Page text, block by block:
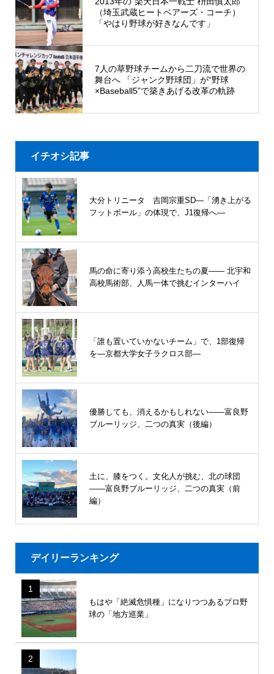
（埼玉武蔵ヒートベアーズ・コーチ）
「やはり野球が好きなんです」
7人の草野球チームから二刀流で世界の
舞台へ 「ジャンク野球団」が“野球
×Baseball5”で築きあげる改革の軌跡
イチオシ記事
大分トリニータ 吉岡宗重SD―「湧き上がる
フットボール」の体現で、J1復帰へ―
馬の命に寄り添う高校生たちの夏—— 北宇和
高校馬術部、人馬一体で挑むインターハイ
「誰も置いていかないチーム」で、1部復帰
を―京都大学女子ラクロス部―
優勝しても、消えるかもしれない――富良野
ブルーリッジ、二つの真実（後編）
土に、膝をつく。文化人が挑む、北の球団
――富良野ブルーリッジ、二つの真実（前
編）
デイリーランキング
1
もはや「絶滅危惧種」になりつつあるプロ野
球の「地方巡業」
2